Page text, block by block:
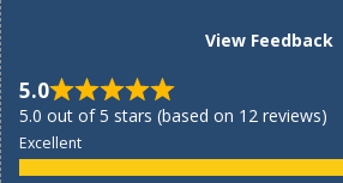
View Feedback
5.0
5.0 out of 5 stars (based on 12 reviews)
Excellent